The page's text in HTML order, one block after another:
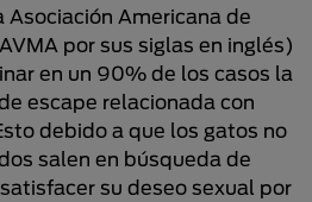
Asociación Americana de
por sus siglas en inglés)
en un 90% de los casos la
escape relacionada con
debido a que los gatos no
salen en búsqueda de
su deseo sexual por